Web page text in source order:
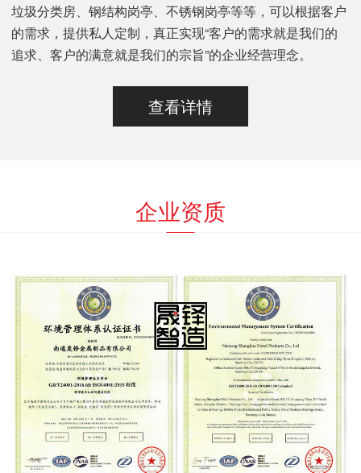
垃圾分类房、钢结构岗亭、不锈钢岗亭等等，可以根据客户
的需求，提供私人定制，真正实现“客户的需求就是我们的
追求、客户的满意就是我们的宗旨”的企业经营理念。
查看详情
企业资质